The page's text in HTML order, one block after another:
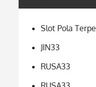
Slot Pola
JIN33
RUSA33